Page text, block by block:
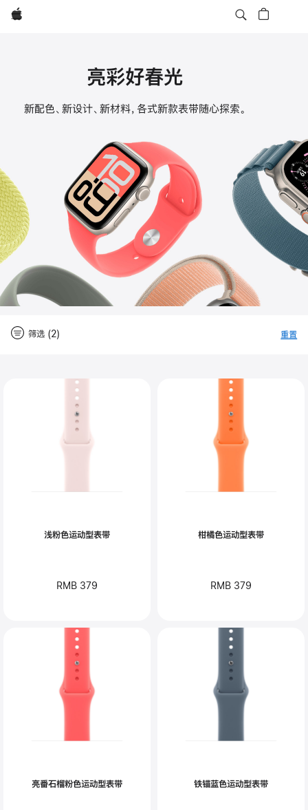
Apple
Apple
带
亮彩好春光
新配色、新设计、新材料，各式新款表带随心探索。
筛选 (2) 重置
浅粉色运动型表带
RMB 379
柑橘色运动型表带
RMB 379
亮番石榴粉色运动型表带 铁锚蓝色运动型表带